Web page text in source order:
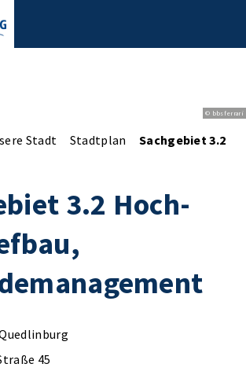
© bbsferrari
Stadt Stadtplan Sachgebiet 3.2
3.2 Hoch-
45